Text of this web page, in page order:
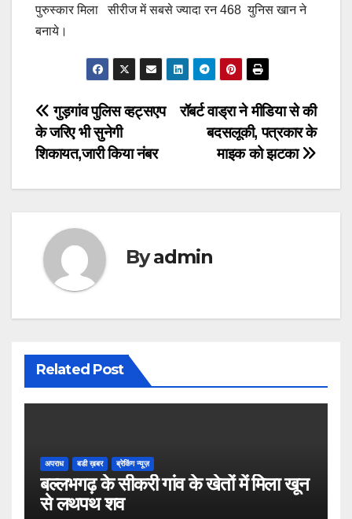
पुरुस्कार मिला सीरीज में सबसे ज्यादा रन 468 युनिस खान ने
बनाये।
Post
navigation
रॉबर्ट वाड्रा ने मीडिया से की
बदसलूकी, पत्रकार के
माइक को झटका
गुड़गांव पुलिस व्हट्सएप
के जरिए भी सुनेगी
शिकायत,जारी किया नंबर
Byadmin
Related Post
अपराध बडी ख़बर ब्रेकिंग न्यूज़
बल्लभगढ़ के सीकरी गांव के खेतों में मिला खून
से लथपथ शव